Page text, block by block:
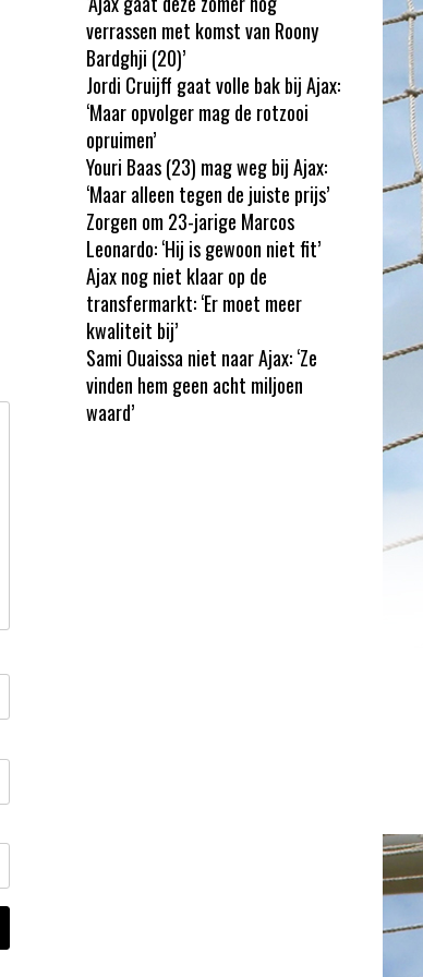
verrassen met komst van Roony
Bardghji (20)’
Jordi Cruijff gaat volle bak bij Ajax:
‘Maar opvolger mag de rotzooi
opruimen’
Youri Baas (23) mag weg bij Ajax:
‘Maar alleen tegen de juiste prijs’
Zorgen om 23-jarige Marcos
Leonardo: ‘Hij is gewoon niet fit’
Ajax nog niet klaar op de
transfermarkt: ‘Er moet meer
kwaliteit bij’
Sami Ouaissa niet naar Ajax: ‘Ze
vinden hem geen acht miljoen
waard’